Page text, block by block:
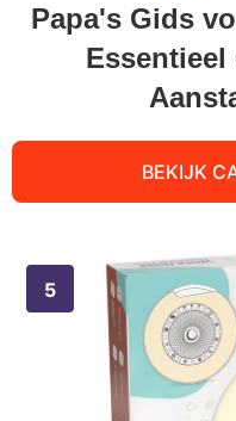
Papa's Gids
Essentieel
BEKIJK